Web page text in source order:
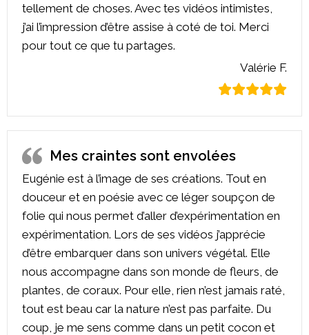
tellement de choses. Avec tes vidéos intimistes,
j’ai l’impression d’être assise à coté de toi. Merci
pour tout ce que tu partages.
Valérie F.
Mes craintes sont envolées
Eugénie est à l’image de ses créations. Tout en
douceur et en poésie avec ce léger soupçon de
folie qui nous permet d’aller d’expérimentation en
expérimentation. Lors de ses vidéos j’apprécie
d’être embarquer dans son univers végétal. Elle
nous accompagne dans son monde de fleurs, de
plantes, de coraux. Pour elle, rien n’est jamais raté,
tout est beau car la nature n’est pas parfaite. Du
coup, je me sens comme dans un petit cocon et